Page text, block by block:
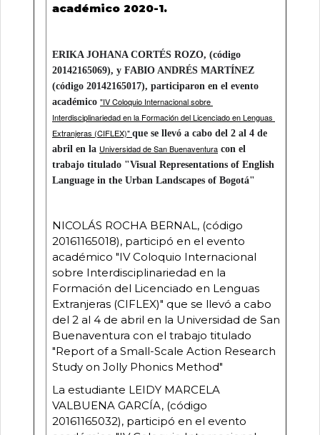
académico 2020-1.
ERIKA JOHANA CORTÉS ROZO, (código
20142165069), y FABIO ANDRÉS MARTÍNEZ
(código 20142165017), participaron en el evento
académico "IV Coloquio Internacional sobre
Interdisciplinariedad en la Formación del Licenciado en Lenguas
Extranjeras (CIFLEX)" que se llevó a cabo del 2 al 4 de
abril en la Universidad de San Buenaventura con el
trabajo titulado "Visual Representations of English
Language in the Urban Landscapes of Bogotá"
NICOLÁS ROCHA BERNAL, (código
20161165018), participó en el evento
académico "IV Coloquio Internacional
sobre Interdisciplinariedad en la
Formación del Licenciado en Lenguas
Extranjeras (CIFLEX)" que se llevó a cabo
del 2 al 4 de abril en la Universidad de San
Buenaventura con el trabajo titulado
"Report of a Small-Scale Action Research
Study on Jolly Phonics Method"
La estudiante LEIDY MARCELA
VALBUENA GARCÍA, (código
20161165032), participó en el evento